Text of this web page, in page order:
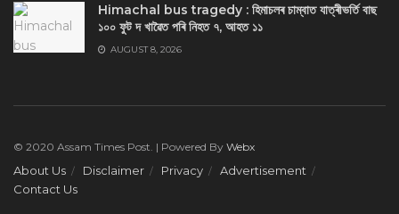
Himachal bus tragedy : হিমাচলৰ চাম্বাত যাত্ৰীভৰ্তি বাছ
১০০ ফুট দ খাৱৈত পৰি নিহত ৭, আহত ১১
AUGUST 8, 2026
© 2020 Assam Times Post. | Powered By Webx
About Us Disclaimer Privacy
Advertisement
Contact Us